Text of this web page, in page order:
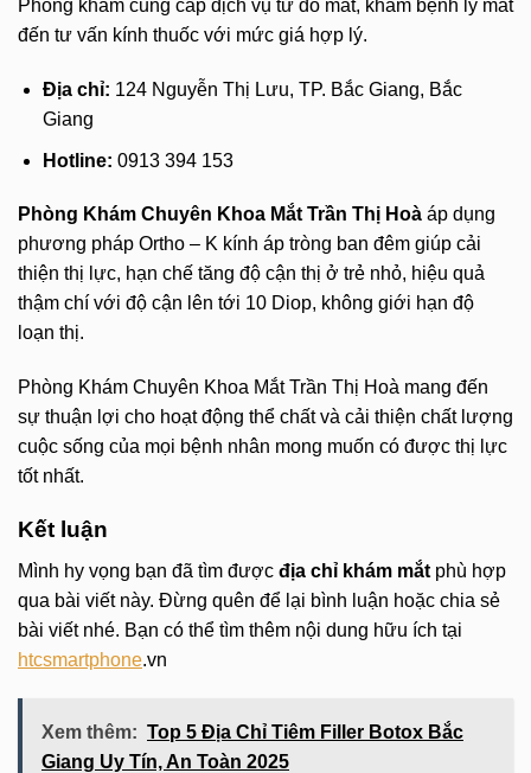
Phòng khám cung cấp dịch vụ từ đo mắt, khám bệnh lý mắt
đến tư vấn kính thuốc với mức giá hợp lý.
Địa chỉ: 124 Nguyễn Thị Lưu, TP. Bắc Giang, Bắc
Giang
Hotline: 0913 394 153
Phòng Khám Chuyên Khoa Mắt Trần Thị Hoà áp dụng
phương pháp Ortho – K kính áp tròng ban đêm giúp cải
thiện thị lực, hạn chế tăng độ cận thị ở trẻ nhỏ, hiệu quả
thậm chí với độ cận lên tới 10 Diop, không giới hạn độ
loạn thị.
Phòng Khám Chuyên Khoa Mắt Trần Thị Hoà mang đến
sự thuận lợi cho hoạt động thể chất và cải thiện chất lượng
cuộc sống của mọi bệnh nhân mong muốn có được thị lực
tốt nhất.
Kết luận
Mình hy vọng bạn đã tìm được địa chỉ khám mắt phù hợp
qua bài viết này. Đừng quên để lại bình luận hoặc chia sẻ
bài viết nhé. Bạn có thể tìm thêm nội dung hữu ích tại
htcsmartphone.vn
Xem thêm: Top 5 Địa Chỉ Tiêm Filler Botox Bắc
Giang Uy Tín, An Toàn 2025